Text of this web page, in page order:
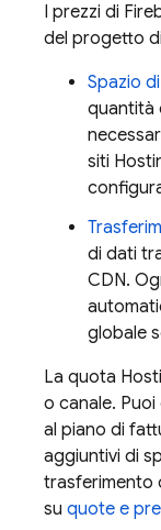
I prezzi di
del progetto
Spazio
quantità
siti
di dati
CDN.
globale
La quota
o canale.
al piano di
aggiuntivi di
trasferimento
su quote e